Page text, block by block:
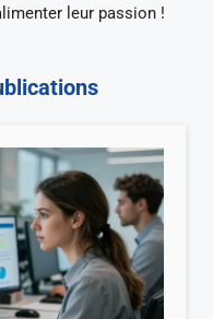
leur passion !